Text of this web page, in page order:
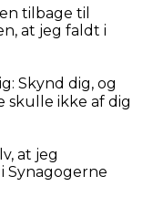
tilbage til
at jeg faldt i
Skynd dig, og
skulle ikke af dig
at jeg
Synagogerne